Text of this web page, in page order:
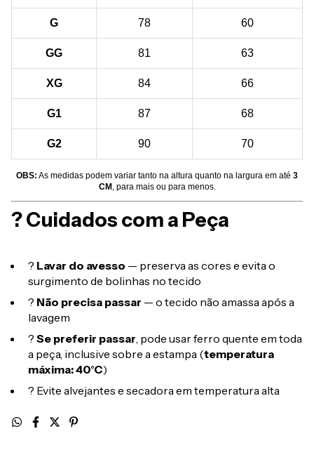
G 78 60
GG 81 63
XG 84 66
G1 87 68
G2 90 70
OBS: As medidas podem variar tanto na altura quanto na largura em até 3
CM , para mais ou para menos.
? Cuidados com a Peça
? Lavar do avesso — preserva as cores e evita o
surgimento de bolinhas no tecido
? Não precisa passar — o tecido não amassa após a
lavagem
? Se preferir passar, pode usar ferro quente em toda
a peça, inclusive sobre a estampa (temperatura
máxima: 40°C)
? Evite alvejantes e secadora em temperatura alta